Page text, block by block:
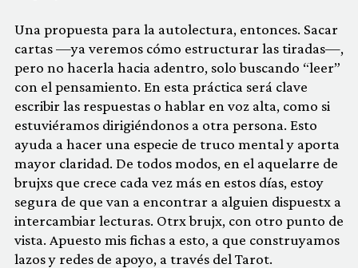
Una propuesta para la autolectura, entonces. Sacar
cartas —ya veremos cómo estructurar las tiradas—,
pero no hacerla hacia adentro, solo buscando “leer”
con el pensamiento. En esta práctica será clave
escribir las respuestas o hablar en voz alta, como si
estuviéramos dirigiéndonos a otra persona. Esto
ayuda a hacer una especie de truco mental y aporta
mayor claridad. De todos modos, en el aquelarre de
brujxs que crece cada vez más en estos días, estoy
segura de que van a encontrar a alguien dispuestx a
intercambiar lecturas. Otrx brujx, con otro punto de
vista. Apuesto mis fichas a esto, a que construyamos
lazos y redes de apoyo, a través del Tarot.